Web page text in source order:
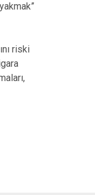
Söğütlü
Adapazarı
riski